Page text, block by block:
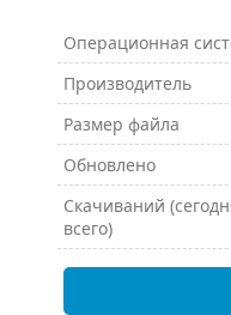
Операционная
Производитель
Размер файла
Обновлено
Скачиваний
всего)